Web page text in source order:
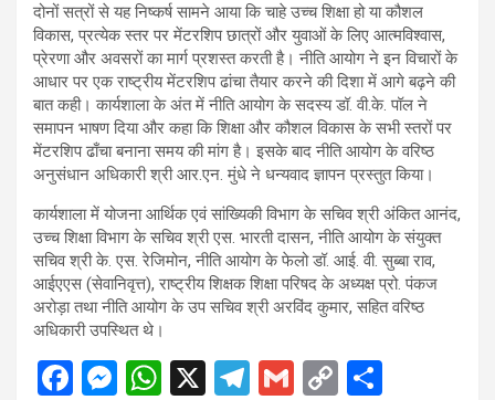
दोनों सत्रों से यह निष्कर्ष सामने आया कि चाहे उच्च शिक्षा हो या कौशल
विकास, प्रत्येक स्तर पर मेंटरशिप छात्रों और युवाओं के लिए आत्मविश्वास,
प्रेरणा और अवसरों का मार्ग प्रशस्त करती है। नीति आयोग ने इन विचारों के
आधार पर एक राष्ट्रीय मेंटरशिप ढांचा तैयार करने की दिशा में आगे बढ़ने की
बात कही। कार्यशाला के अंत में नीति आयोग के सदस्य डॉ. वी.के. पॉल ने
समापन भाषण दिया और कहा कि शिक्षा और कौशल विकास के सभी स्तरों पर
मेंटरशिप ढाँचा बनाना समय की मांग है। इसके बाद नीति आयोग के वरिष्ठ
अनुसंधान अधिकारी श्री आर.एन. मुंधे ने धन्यवाद ज्ञापन प्रस्तुत किया।
कार्यशाला में योजना आर्थिक एवं सांख्यिकी विभाग के सचिव श्री अंकित आनंद,
उच्च शिक्षा विभाग के सचिव श्री एस. भारती दासन, नीति आयोग के संयुक्त
सचिव श्री के. एस. रेजिमोन, नीति आयोग के फेलो डॉ. आई. वी. सुब्बा राव,
आईएएस (सेवानिवृत्त), राष्ट्रीय शिक्षक शिक्षा परिषद के अध्यक्ष प्रो. पंकज
अरोड़ा तथा नीति आयोग के उप सचिव श्री अरविंद कुमार, सहित वरिष्ठ
अधिकारी उपस्थित थे।
F
M W X
T
G
C